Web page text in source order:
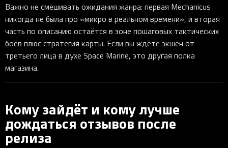
Важно не смешивать ожидания жанра: первая Mechanicus
никогда не была про «микро в реальном времени», и вторая
часть по описанию остаётся в зоне пошаговых тактических
боёв плюс стратегия карты. Если вы ждёте экшен от
третьего лица в духе Space Marine, это другая полка
магазина.
Кому зайдёт и кому лучше
дождаться отзывов после
релиза